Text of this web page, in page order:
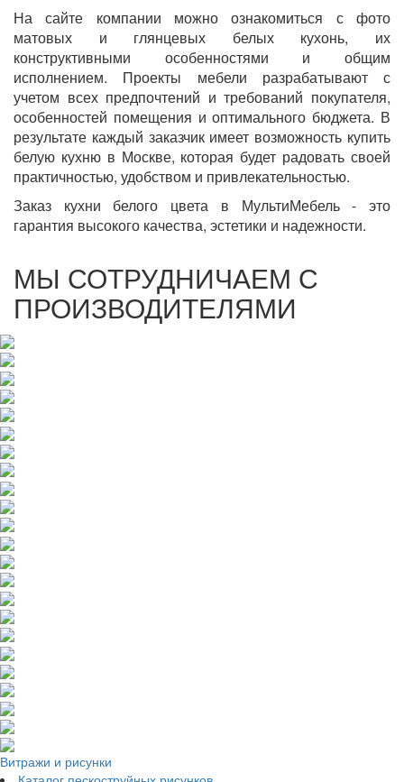
На сайте компании можно ознакомиться с фото
матовых и глянцевых белых кухонь, их
конструктивными особенностями и общим
исполнением. Проекты мебели разрабатывают с
учетом всех предпочтений и требований покупателя,
особенностей помещения и оптимального бюджета. В
результате каждый заказчик имеет возможность купить
белую кухню в Москве, которая будет радовать своей
практичностью, удобством и привлекательностью.
Заказ кухни белого цвета в МультиМебель - это
гарантия высокого качества, эстетики и надежности.
МЫ СОТРУДНИЧАЕМ С
ПРОИЗВОДИТЕЛЯМИ
Витражи и рисунки